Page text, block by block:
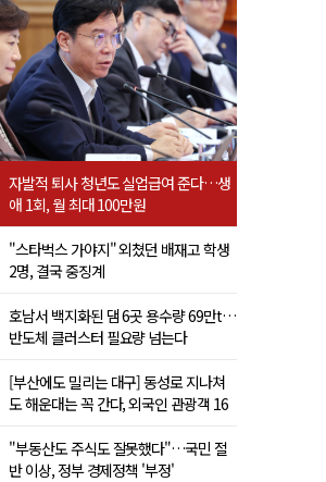
자발적 퇴사 청년도 실업급여 준다…생
애 1회, 월 최대 100만원
"스타벅스 가야지" 외쳤던 배재고 학생
2명, 결국 중징계
호남서 백지화된 댐 6곳 용수량 69만t…
반도체 클러스터 필요량 넘는다
[부산에도 밀리는 대구] 동성로 지나쳐
도 해운대는 꼭 간다, 외국인 관광객 16
"부동산도 주식도 잘못했다"…국민 절
반 이상, 정부 경제정책 '부정'